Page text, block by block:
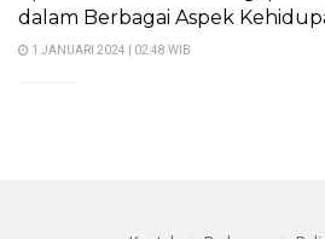
dalam Berbagai Aspek
1 JANUARI 2024 | 02:48 WIB